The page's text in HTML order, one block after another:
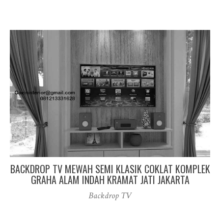
BACKDROP TV MEWAH SEMI KLASIK COKLAT KOMPLEK
GRAHA ALAM INDAH KRAMAT JATI JAKARTA
Backdrop TV